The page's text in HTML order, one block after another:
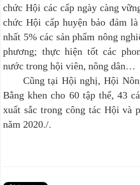
chức Hội các cấp ngày càng
chức Hội cấp huyện bảo đảm
nhất 5% các sản phẩm nông
phương; thực hiện tốt các
nước trong hội viên, nông dân…
Cũng tại Hội nghị, Hội
Bằng khen cho 60 tập thể, 43
xuất sắc trong công tác Hội và
năm 2020./.